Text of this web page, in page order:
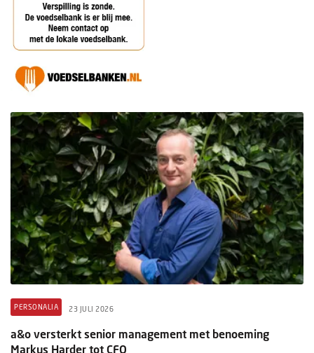
PERSONALIA 23 JULI 2026
a&o versterkt senior management met benoeming
Markus Harder tot CFO